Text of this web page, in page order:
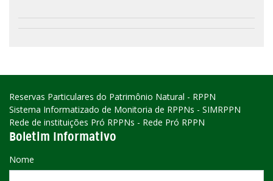
Reservas Particulares do Patrimônio Natural - RPPN
Sistema Informatizado de Monitoria de RPPNs - SIMRPPN
Rede de instituições Pró RPPNs - Rede Pró RPPN
Boletim Informativo
Nome